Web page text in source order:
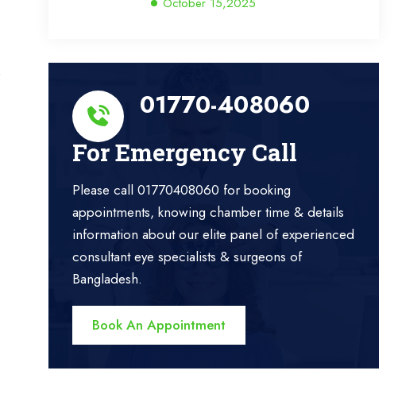
01770-408060
For Emergency Call
Please call 01770408060 for booking
appointments, knowing chamber time & details
information about our elite panel of experienced
consultant eye specialists & surgeons of
Bangladesh.
Book An Appointment